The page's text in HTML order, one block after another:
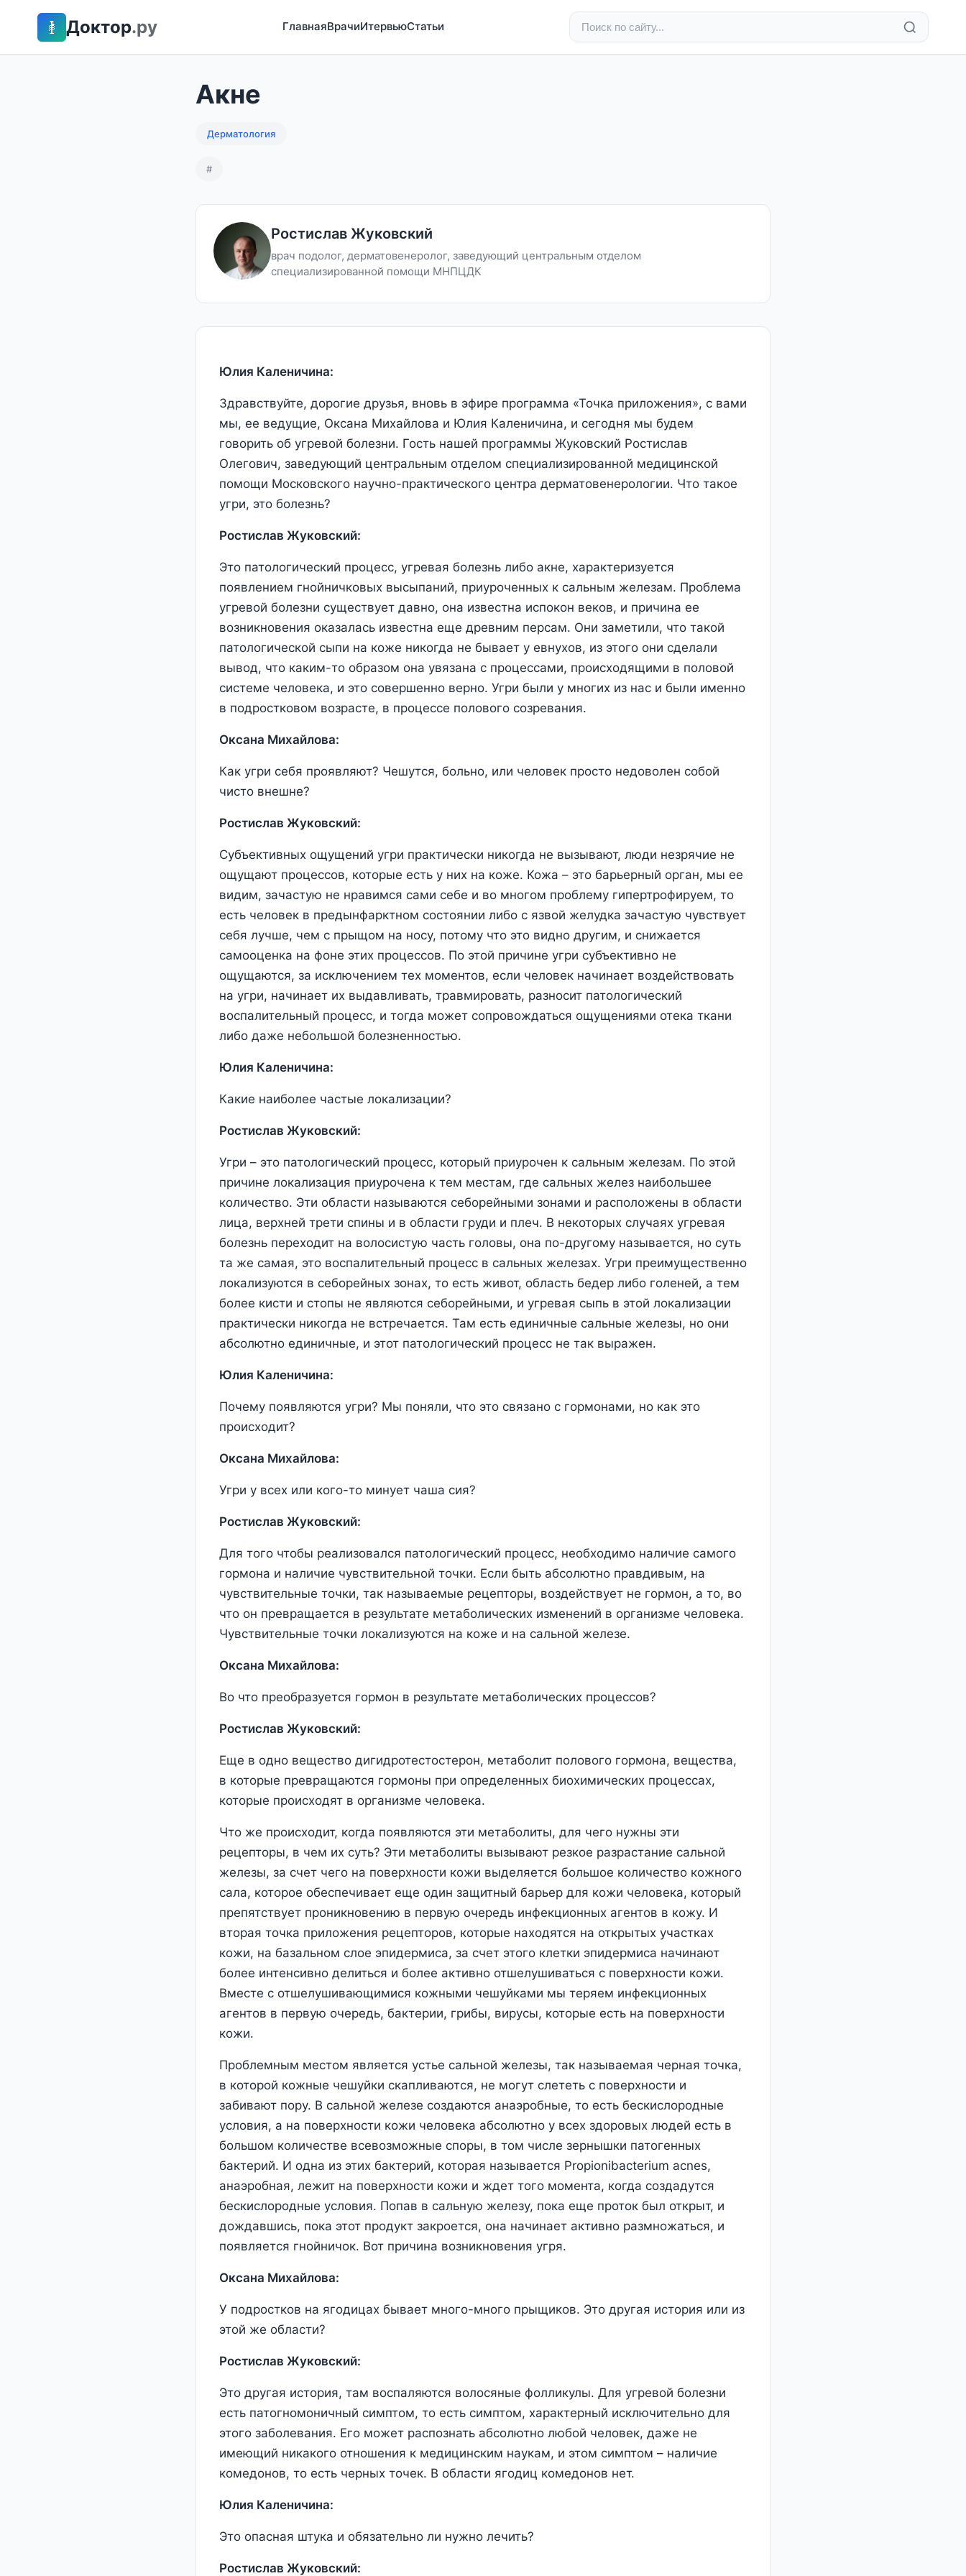
Доктор.ру ГлавнаяВрачиИтервьюСтатьи
Акне
Дерматология
#
Ростислав Жуковский
врач подолог, дерматовенеролог, заведующий центральным отделом
специализированной помощи МНПЦДК
Юлия Каленичина:
Здравствуйте, дорогие друзья, вновь в эфире программа «Точка приложения», с вами
мы, ее ведущие, Оксана Михайлова и Юлия Каленичина, и сегодня мы будем
говорить об угревой болезни. Гость нашей программы Жуковский Ростислав
Олегович, заведующий центральным отделом специализированной медицинской
помощи Московского научно-практического центра дерматовенерологии. Что такое
угри, это болезнь?
Ростислав Жуковский:
Это патологический процесс, угревая болезнь либо акне, характеризуется
появлением гнойничковых высыпаний, приуроченных к сальным железам. Проблема
угревой болезни существует давно, она известна испокон веков, и причина ее
возникновения оказалась известна еще древним персам. Они заметили, что такой
патологической сыпи на коже никогда не бывает у евнухов, из этого они сделали
вывод, что каким-то образом она увязана с процессами, происходящими в половой
системе человека, и это совершенно верно. Угри были у многих из нас и были именно
в подростковом возрасте, в процессе полового созревания.
Оксана Михайлова:
Как угри себя проявляют? Чешутся, больно, или человек просто недоволен собой
чисто внешне?
Ростислав Жуковский:
Субъективных ощущений угри практически никогда не вызывают, люди незрячие не
ощущают процессов, которые есть у них на коже. Кожа – это барьерный орган, мы ее
видим, зачастую не нравимся сами себе и во многом проблему гипертрофируем, то
есть человек в предынфарктном состоянии либо с язвой желудка зачастую чувствует
себя лучше, чем с прыщом на носу, потому что это видно другим, и снижается
самооценка на фоне этих процессов. По этой причине угри субъективно не
ощущаются, за исключением тех моментов, если человек начинает воздействовать
на угри, начинает их выдавливать, травмировать, разносит патологический
воспалительный процесс, и тогда может сопровождаться ощущениями отека ткани
либо даже небольшой болезненностью.
Юлия Каленичина:
Какие наиболее частые локализации?
Ростислав Жуковский:
Угри – это патологический процесс, который приурочен к сальным железам. По этой
причине локализация приурочена к тем местам, где сальных желез наибольшее
количество. Эти области называются себорейными зонами и расположены в области
лица, верхней трети спины и в области груди и плеч. В некоторых случаях угревая
болезнь переходит на волосистую часть головы, она по-другому называется, но суть
та же самая, это воспалительный процесс в сальных железах. Угри преимущественно
локализуются в себорейных зонах, то есть живот, область бедер либо голеней, а тем
более кисти и стопы не являются себорейными, и угревая сыпь в этой локализации
практически никогда не встречается. Там есть единичные сальные железы, но они
абсолютно единичные, и этот патологический процесс не так выражен.
Юлия Каленичина:
Почему появляются угри? Мы поняли, что это связано с гормонами, но как это
происходит?
Оксана Михайлова:
Угри у всех или кого-то минует чаша сия?
Ростислав Жуковский:
Для того чтобы реализовался патологический процесс, необходимо наличие самого
гормона и наличие чувствительной точки. Если быть абсолютно правдивым, на
чувствительные точки, так называемые рецепторы, воздействует не гормон, а то, во
что он превращается в результате метаболических изменений в организме человека.
Чувствительные точки локализуются на коже и на сальной железе.
Оксана Михайлова:
Во что преобразуется гормон в результате метаболических процессов?
Ростислав Жуковский:
Еще в одно вещество дигидротестостерон, метаболит полового гормона, вещества,
в которые превращаются гормоны при определенных биохимических процессах,
которые происходят в организме человека.
Что же происходит, когда появляются эти метаболиты, для чего нужны эти
рецепторы, в чем их суть? Эти метаболиты вызывают резкое разрастание сальной
железы, за счет чего на поверхности кожи выделяется большое количество кожного
сала, которое обеспечивает еще один защитный барьер для кожи человека, который
препятствует проникновению в первую очередь инфекционных агентов в кожу. И
вторая точка приложения рецепторов, которые находятся на открытых участках
кожи, на базальном слое эпидермиса, за счет этого клетки эпидермиса начинают
более интенсивно делиться и более активно отшелушиваться с поверхности кожи.
Вместе с отшелушивающимися кожными чешуйками мы теряем инфекционных
агентов в первую очередь, бактерии, грибы, вирусы, которые есть на поверхности
кожи.
Проблемным местом является устье сальной железы, так называемая черная точка,
в которой кожные чешуйки скапливаются, не могут слететь с поверхности и
забивают пору. В сальной железе создаются анаэробные, то есть бескислородные
условия, а на поверхности кожи человека абсолютно у всех здоровых людей есть в
большом количестве всевозможные споры, в том числе зернышки патогенных
бактерий. И одна из этих бактерий, которая называется Propionibacterium acnes,
анаэробная, лежит на поверхности кожи и ждет того момента, когда создадутся
бескислородные условия. Попав в сальную железу, пока еще проток был открыт, и
дождавшись, пока этот продукт закроется, она начинает активно размножаться, и
появляется гнойничок. Вот причина возникновения угря.
Оксана Михайлова:
У подростков на ягодицах бывает много-много прыщиков. Это другая история или из
этой же области?
Ростислав Жуковский:
Это другая история, там воспаляются волосяные фолликулы. Для угревой болезни
есть патогномоничный симптом, то есть симптом, характерный исключительно для
этого заболевания. Его может распознать абсолютно любой человек, даже не
имеющий никакого отношения к медицинским наукам, и этом симптом – наличие
комедонов, то есть черных точек. В области ягодиц комедонов нет.
Юлия Каленичина:
Это опасная штука и обязательно ли нужно лечить?
Ростислав Жуковский: